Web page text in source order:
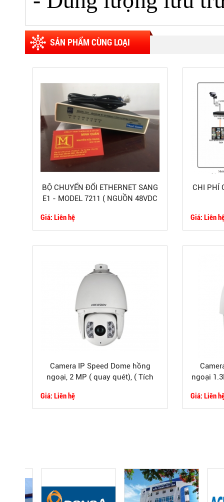
SẢN PHẨM CÙNG LOẠI
BỘ CHUYỂN ĐỔI ETHERNET SANG
E1 - MODEL 7211 ( NGUỒN 48VDC
Giá: Liên hệ
CHI PHÍ
Giá: Liên
Camera IP Speed Dome hồng
ngoại, 2 MP ( quay quét), ( Tích
Giá: Liên hệ
ngoại
Giá: Liên